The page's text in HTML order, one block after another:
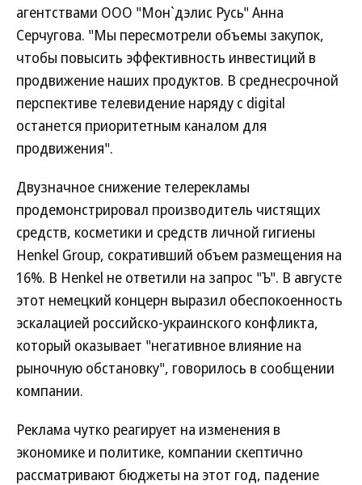
агентствами ООО "Мон`дэлис Русь" Анна
Серчугова. "Мы пересмотрели объемы закупок,
чтобы повысить эффективность инвестиций в
продвижение наших продуктов. В среднесрочной
перспективе телевидение наряду с digital
останется приоритетным каналом для
продвижения".
Двузначное снижение телерекламы
продемонстрировал производитель чистящих
средств, косметики и средств личной гигиены
Henkel Group, сокративший объем размещения на
16%. В Henkel не ответили на запрос "Ъ". В августе
этот немецкий концерн выразил обеспокоенность
эскалацией российско-украинского конфликта,
который оказывает "негативное влияние на
рыночную обстановку", говорилось в сообщении
компании.
Реклама чутко реагирует на изменения в
экономике и политике, компании скептично
рассматривают бюджеты на этот год, падение